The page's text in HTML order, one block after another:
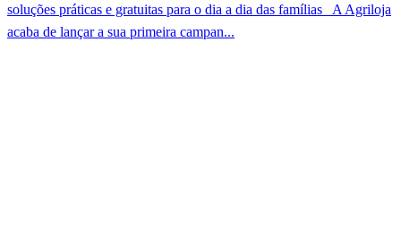
soluções práticas e gratuitas para o dia a dia das famílias A Agriloja
acaba de lançar a sua primeira campan...